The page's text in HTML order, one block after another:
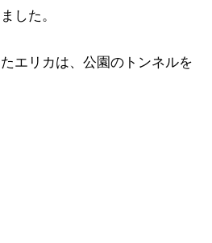
した。
エリカは、公園のトンネルを